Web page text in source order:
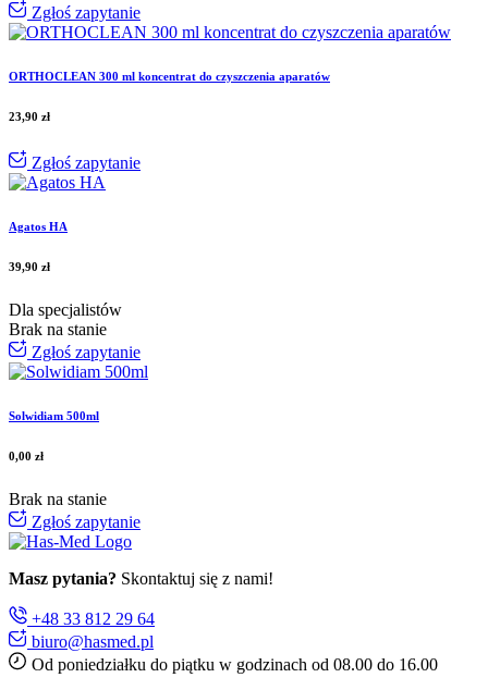
Zgłoś zapytanie
ORTHOCLEAN 300 ml koncentrat do czyszczenia aparatów
23,90 zł
Zgłoś zapytanie
Agatos HA
39,90 zł
Dla specjalistów
Brak na stanie
Zgłoś zapytanie
Solwidiam 500ml
0,00 zł
Brak na stanie
Zgłoś zapytanie
Masz pytania? Skontaktuj się z nami!
+48 33 812 29 64
biuro@hasmed.pl
Od poniedziałku do piątku w godzinach od 08.00 do 16.00